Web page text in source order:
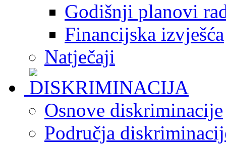
Godišnji planovi
Financijska izvješća
Natječaji
Osnove diskriminacije
Područja